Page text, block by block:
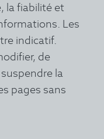
la fiabilité et
Les
indicatif.
de
la
pages sans